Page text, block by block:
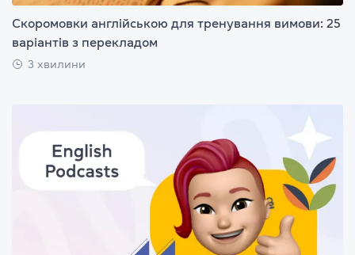
Скоромовки англійською для тренування вимови: 25
варіантів з перекладом
3 хвилини